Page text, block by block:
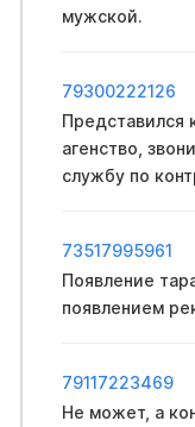
мужской.
79300222126
Представился
агенство,
службу по
73517995961
Появление
появлением
79117223469
Не может, а